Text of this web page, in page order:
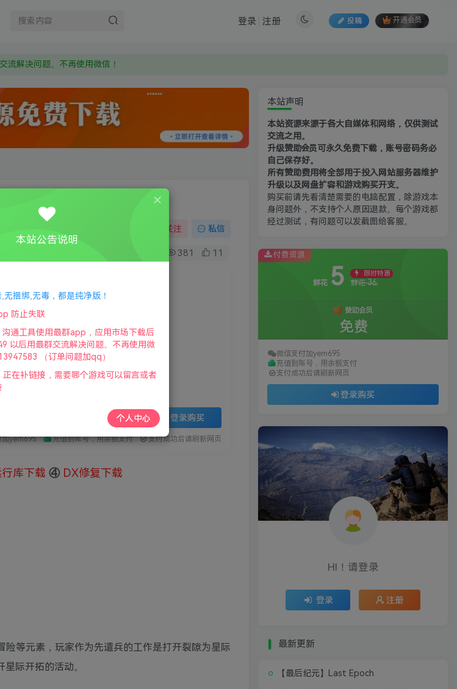
投稿 开通会员
登录 注册
关注 私信
381 11
联机版
查看
登录购买
加yem695 充值到账号，用余额支付 支付成功后请刷新网页
库下载 ④ DX修复下载
等元素，玩家作为先遣兵的工作是打开裂隙为星际
际开拓的活动。
本站声明
本站资源来源于各大自媒体和网络，仅供测试
交流之用。
升级赞助会员可永久免费下载，账号密码务必
自己保存好。
所有赞助费用将全部用于投入网站服务器维护
升级以及网盘扩容和游戏购买开支。
购买前请先看清楚需要的电脑配置，除游戏本
身问题外，不支持个人原因退款。每个游戏都
经过测试，有问题可以发截图给客服。
付费资源
鲜花 5 限时特惠
鲜花 36
赞助会员
免费
微信支付加yem695
充值到账号，用余额支付
支付成功后请刷新网页
登录购买
HI！请登录
登录 注册
最新更新
【最后纪元】Last Epoch
本站公告说明
无捆绑,无毒，都是纯净版！
防止失联
通工具使用最群app，应用市场下载后
以后用最群交流解决问题。不再使用微
（订单问题加qq）
正在补链接，需要哪个游戏可以留言或者
个人中心